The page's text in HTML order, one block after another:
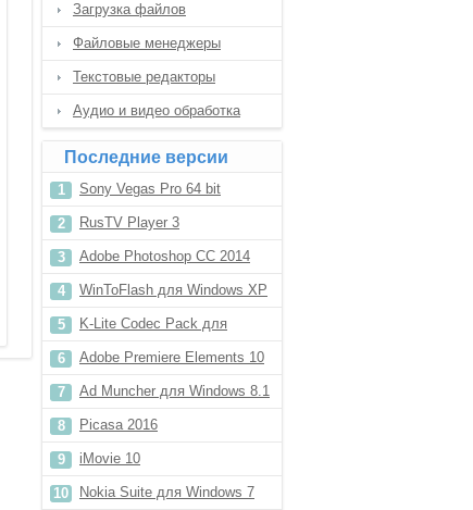
Загрузка файлов
Файловые менеджеры
Текстовые редакторы
Аудио и видео обработка
Последние версии
Sony Vegas Pro 64 bit
RusTV Player 3
Adobe Photoshop CC 2014
WinToFlash для Windows XP
K-Lite Codec Pack для
Windows 8 64 bit
Adobe Premiere Elements 10
Ad Muncher для Windows 8.1
Picasa 2016
iMovie 10
Nokia Suite для Windows 7